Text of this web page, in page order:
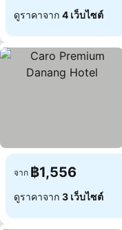
ดูราคาจาก 4 เว็บไซต์
จาก ฿1,556
ดูราคาจาก 3 เว็บไซต์